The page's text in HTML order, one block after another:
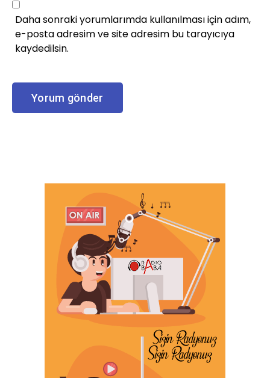
Daha sonraki yorumlarımda kullanılması için adım,
e-posta adresim ve site adresim bu tarayıcıya
kaydedilsin.